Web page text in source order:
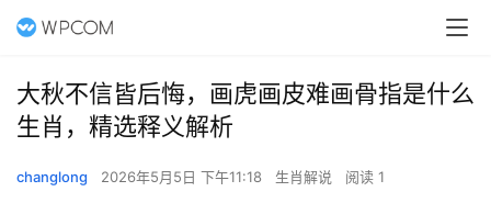
大秋不信皆后悔，画虎画皮难画骨指是什么
生肖，精选释义解析
changlong 2026年5月5日 下午11:18 生肖解说 阅读 1